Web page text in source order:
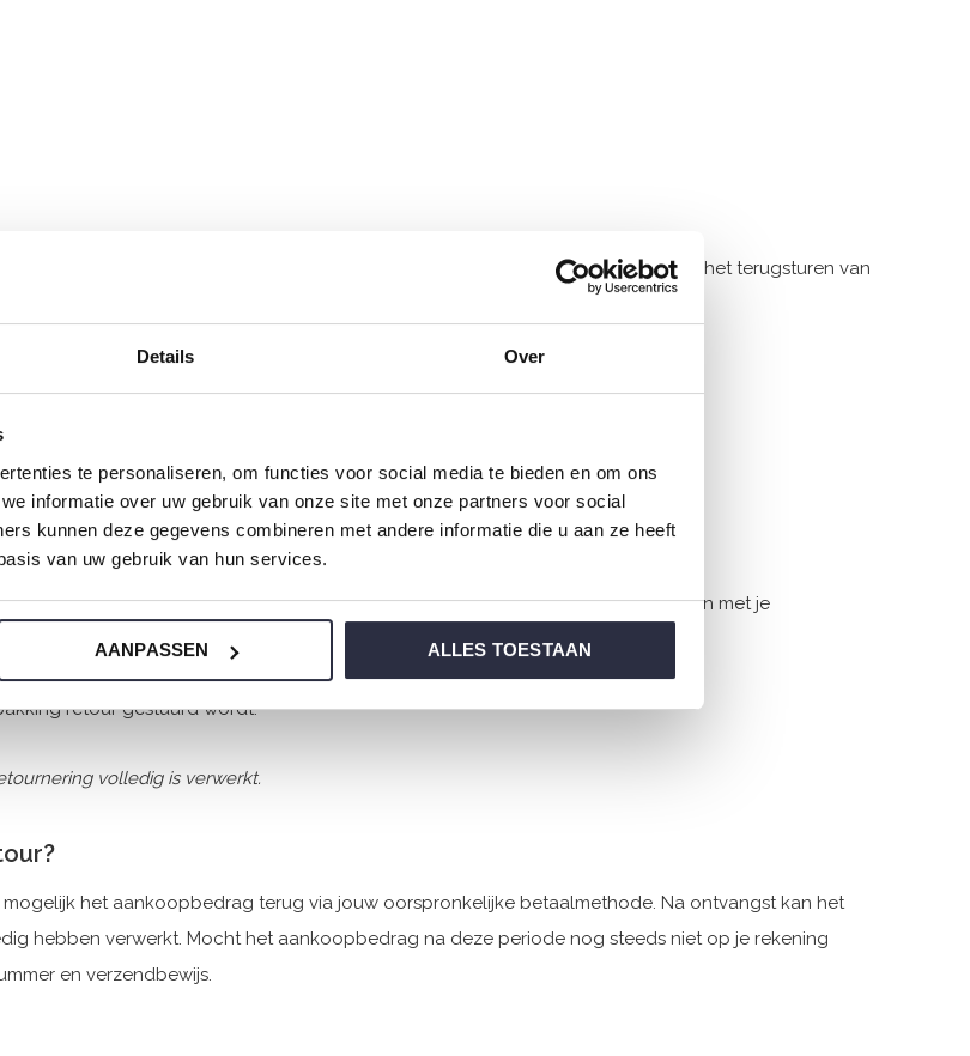
Details Over
te personaliseren, om functies voor social media te bieden en om ons
informatie over uw gebruik van onze site met onze partners voor social
kunnen deze gegevens combineren met andere informatie die u aan ze heeft
van uw gebruik van hun services.
AANPASSEN ALLES TOESTAAN
plus de verzendkosten teruggestort. Dit geldt niet voor de kosten voor het terugsturen van
dan krijg je de verzendkosten niet teruggestort.
Sendcloud.
kan je de items voormelden met daarbij de retourreden.
dan willen je vriendelijk verzoeken om bij je retourzending een briefje te stoppen met je
komt.
retour gestuurd wordt.
volledig is verwerkt.
het aankoopbedrag terug via jouw oorspronkelijke betaalmethode. Na ontvangst kan het
hebben verwerkt. Mocht het aankoopbedrag na deze periode nog steeds niet op je rekening
en verzendbewijs.